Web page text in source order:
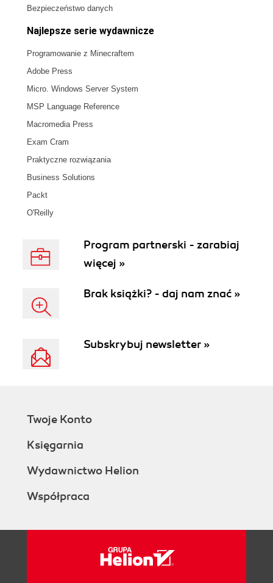
Bezpieczeństwo danych
Najlepsze serie wydawnicze
Programowanie z Minecraftem
Adobe Press
Micro. Windows Server System
MSP Language Reference
Macromedia Press
Exam Cram
Praktyczne rozwiązania
Business Solutions
Packt
O'Reilly
Program partnerski - zarabiaj
więcej »
Brak książki? - daj nam znać »
Subskrybuj newsletter »
Twoje Konto
Księgarnia
Wydawnictwo Helion
Współpraca